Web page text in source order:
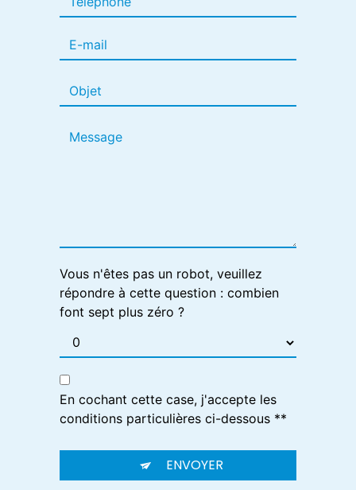
Vous n'êtes pas un robot, veuillez
répondre à cette question : combien
font sept plus zéro ?
En cochant cette case, j'accepte les
conditions particulières ci-dessous **
ENVOYER